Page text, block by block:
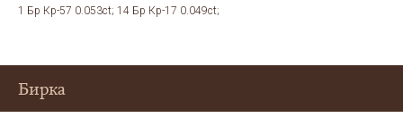
1 Бр Кр-57 0.053ct; 14 Бр Кр-17 0.049ct;
Бирка